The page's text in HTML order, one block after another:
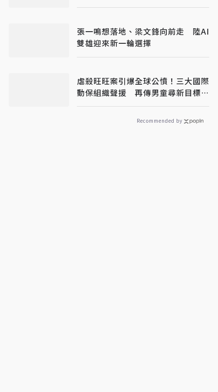
張一鳴想落地、梁文鋒向前走 陸AI
雙雄迎來新一輪選擇
虐殺旺旺案引爆全球公憤！三大國際
動保組織聲援 再傳男童尋新目標下
手
Recommended by